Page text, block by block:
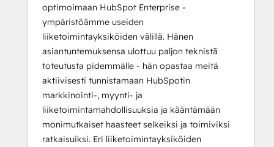
optimoimaan HubSpot Enterprise -
ympäristöämme useiden
liiketoimintayksiköiden välillä. Hänen
asiantuntemuksensa ulottuu paljon teknistä
toteutusta pidemmälle - hän opastaa meitä
aktiivisesti tunnistamaan HubSpotin
markkinointi-, myynti- ja
liiketoimintamahdollisuuksia ja kääntämään
monimutkaiset haasteet selkeiksi ja toimiviksi
ratkaisuiksi. Eri liiketoimintayksiköiden